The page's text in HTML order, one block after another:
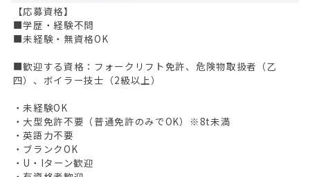
HOME
無料会員登録
ログイン
キープした求人
【応募資格】
■学歴・経験不問
■未経験・無資格OK
■歓迎する資格：フォークリフト免許、危険物取扱者（乙
四）、ボイラー技士（2級以上）
・未経験OK
・大型免許不要（普通免許のみでOK）※8t未満
・英語力不要
・ブランクOK
・U・Iターン歓迎